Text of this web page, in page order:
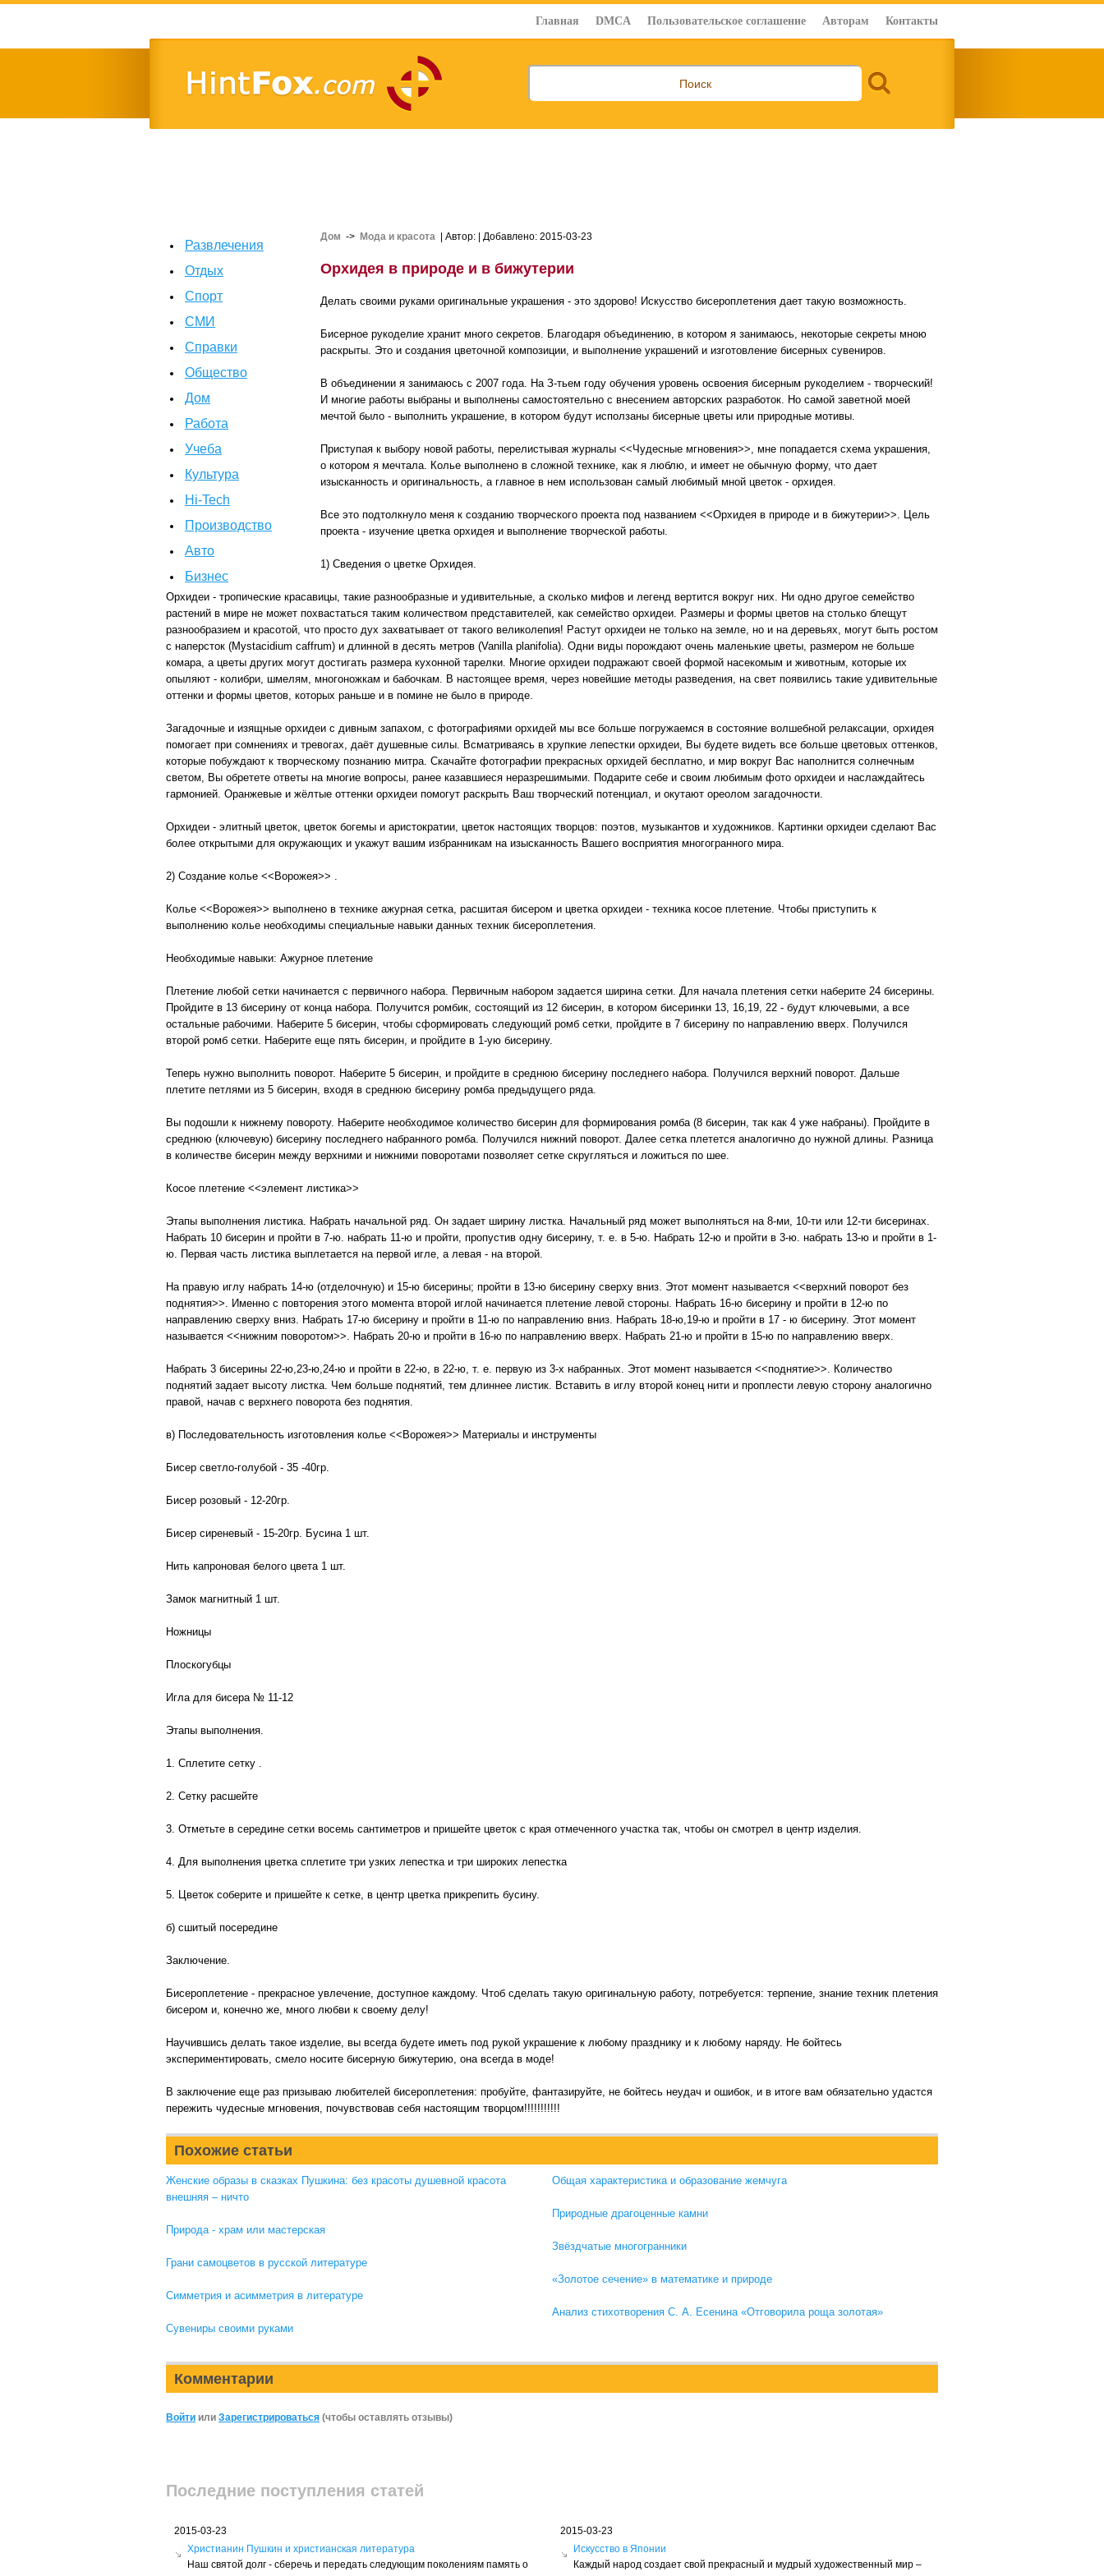
Главная DMCA Пользовательское соглашение Авторам Контакты
Развлечения
Отдых
Спорт
СМИ
Справки
Общество
Дом
Работа
Учеба
Культура
Hi-Tech
Производство
Авто
Бизнес
Дом -> Мода и красота | Автор: | Добавлено: 2015-03-23
Орхидея в природе и в бижутерии
Делать своими руками оригинальные украшения - это здорово! Искусство бисероплетения дает такую возможность.
Бисерное рукоделие хранит много секретов. Благодаря объединению, в котором я занимаюсь, некоторые секреты мною
раскрыты. Это и создания цветочной композиции, и выполнение украшений и изготовление бисерных сувениров.
В объединении я занимаюсь с 2007 года. На З-тьем году обучения уровень освоения бисерным рукоделием - творческий!
И многие работы выбраны и выполнены самостоятельно с внесением авторских разработок. Но самой заветной моей
мечтой было - выполнить украшение, в котором будут исползаны бисерные цветы или природные мотивы.
Приступая к выбору новой работы, перелистывая журналы <<Чудесные мгновения>>, мне попадается схема украшения,
о котором я мечтала. Колье выполнено в сложной технике, как я люблю, и имеет не обычную форму, что дает
изысканность и оригинальность, а главное в нем использован самый любимый мной цветок - орхидея.
Все это подтолкнуло меня к созданию творческого проекта под названием <<Орхидея в природе и в бижутерии>>. Цель
проекта - изучение цветка орхидея и выполнение творческой работы.
1) Сведения о цветке Орхидея.
Орхидеи - тропические красавицы, такие разнообразные и удивительные, а сколько мифов и легенд вертится вокруг них. Ни одно другое семейство
растений в мире не может похвастаться таким количеством представителей, как семейство орхидеи. Размеры и формы цветов на столько блещут
разнообразием и красотой, что просто дух захватывает от такого великолепия! Растут орхидеи не только на земле, но и на деревьях, могут быть ростом
с наперсток (Mystacidium caffrum) и длинной в десять метров (Vanilla planifolia). Одни виды порождают очень маленькие цветы, размером не больше
комара, а цветы других могут достигать размера кухонной тарелки. Многие орхидеи подражают своей формой насекомым и животным, которые их
опыляют - колибри, шмелям, многоножкам и бабочкам. В настоящее время, через новейшие методы разведения, на свет появились такие удивительные
оттенки и формы цветов, которых раньше и в помине не было в природе.
Загадочные и изящные орхидеи с дивным запахом, с фотографиями орхидей мы все больше погружаемся в состояние волшебной релаксации, орхидея
помогает при сомнениях и тревогах, даёт душевные силы. Всматриваясь в хрупкие лепестки орхидеи, Вы будете видеть все больше цветовых оттенков,
которые побуждают к творческому познанию митра. Скачайте фотографии прекрасных орхидей бесплатно, и мир вокруг Вас наполнится солнечным
светом, Вы обретете ответы на многие вопросы, ранее казавшиеся неразрешимыми. Подарите себе и своим любимым фото орхидеи и наслаждайтесь
гармонией. Оранжевые и жёлтые оттенки орхидеи помогут раскрыть Ваш творческий потенциал, и окутают ореолом загадочности.
Орхидеи - элитный цветок, цветок богемы и аристократии, цветок настоящих творцов: поэтов, музыкантов и художников. Картинки орхидеи сделают Вас
более открытыми для окружающих и укажут вашим избранникам на изысканность Вашего восприятия многогранного мира.
2) Создание колье <<Ворожея>> .
Колье <<Ворожея>> выполнено в технике ажурная сетка, расшитая бисером и цветка орхидеи - техника косое плетение. Чтобы приступить к
выполнению колье необходимы специальные навыки данных техник бисероплетения.
Необходимые навыки: Ажурное плетение
Плетение любой сетки начинается с первичного набора. Первичным набором задается ширина сетки. Для начала плетения сетки наберите 24 бисерины.
Пройдите в 13 бисерину от конца набора. Получится ромбик, состоящий из 12 бисерин, в котором бисеринки 13, 16,19, 22 - будут ключевыми, а все
остальные рабочими. Наберите 5 бисерин, чтобы сформировать следующий ромб сетки, пройдите в 7 бисерину по направлению вверх. Получился
второй ромб сетки. Наберите еще пять бисерин, и пройдите в 1-ую бисерину.
Теперь нужно выполнить поворот. Наберите 5 бисерин, и пройдите в среднюю бисерину последнего набора. Получился верхний поворот. Дальше
плетите петлями из 5 бисерин, входя в среднюю бисерину ромба предыдущего ряда.
Вы подошли к нижнему повороту. Наберите необходимое количество бисерин для формирования ромба (8 бисерин, так как 4 уже набраны). Пройдите в
среднюю (ключевую) бисерину последнего набранного ромба. Получился нижний поворот. Далее сетка плетется аналогично до нужной длины. Разница
в количестве бисерин между верхними и нижними поворотами позволяет сетке скругляться и ложиться по шее.
Косое плетение <<элемент листика>>
Этапы выполнения листика. Набрать начальной ряд. Он задает ширину листка. Начальный ряд может выполняться на 8-ми, 10-ти или 12-ти бисеринах.
Набрать 10 бисерин и пройти в 7-ю. набрать 11-ю и пройти, пропустив одну бисерину, т. е. в 5-ю. Набрать 12-ю и пройти в 3-ю. набрать 13-ю и пройти в 1-
ю. Первая часть листика выплетается на первой игле, а левая - на второй.
На правую иглу набрать 14-ю (отделочную) и 15-ю бисерины; пройти в 13-ю бисерину сверху вниз. Этот момент называется <<верхний поворот без
поднятия>>. Именно с повторения этого момента второй иглой начинается плетение левой стороны. Набрать 16-ю бисерину и пройти в 12-ю по
направлению сверху вниз. Набрать 17-ю бисерину и пройти в 11-ю по направлению вниз. Набрать 18-ю,19-ю и пройти в 17 - ю бисерину. Этот момент
называется <<нижним поворотом>>. Набрать 20-ю и пройти в 16-ю по направлению вверх. Набрать 21-ю и пройти в 15-ю по направлению вверх.
Набрать 3 бисерины 22-ю,23-ю,24-ю и пройти в 22-ю, в 22-ю, т. е. первую из 3-х набранных. Этот момент называется <<поднятие>>. Количество
поднятий задает высоту листка. Чем больше поднятий, тем длиннее листик. Вставить в иглу второй конец нити и проплести левую сторону аналогично
правой, начав с верхнего поворота без поднятия.
в) Последовательность изготовления колье <<Ворожея>> Материалы и инструменты
Бисер светло-голубой - 35 -40гр.
Бисер розовый - 12-20гр.
Бисер сиреневый - 15-20гр. Бусина 1 шт.
Нить капроновая белого цвета 1 шт.
Замок магнитный 1 шт.
Ножницы
Плоскогубцы
Игла для бисера № 11-12
Этапы выполнения.
1. Сплетите сетку .
2. Сетку расшейте
3. Отметьте в середине сетки восемь сантиметров и пришейте цветок с края отмеченного участка так, чтобы он смотрел в центр изделия.
4. Для выполнения цветка сплетите три узких лепестка и три широких лепестка
5. Цветок соберите и пришейте к сетке, в центр цветка прикрепить бусину.
б) сшитый посередине
Заключение.
Бисероплетение - прекрасное увлечение, доступное каждому. Чтоб сделать такую оригинальную работу, потребуется: терпение, знание техник плетения
бисером и, конечно же, много любви к своему делу!
Научившись делать такое изделие, вы всегда будете иметь под рукой украшение к любому празднику и к любому наряду. Не бойтесь
экспериментировать, смело носите бисерную бижутерию, она всегда в моде!
В заключение еще раз призываю любителей бисероплетения: пробуйте, фантазируйте, не бойтесь неудач и ошибок, и в итоге вам обязательно удастся
пережить чудесные мгновения, почувствовав себя настоящим творцом!!!!!!!!!!!
Похожие статьи
Женские образы в сказках Пушкина: без красоты душевной красота
внешняя – ничто
Природа - храм или мастерская
Грани самоцветов в русской литературе
Симметрия и асимметрия в литературе
Сувениры своими руками
Общая характеристика и образование жемчуга
Природные драгоценные камни
Звёздчатые многогранники
«Золотое сечение» в математике и природе
Анализ стихотворения С. А. Есенина «Отговорила роща золотая»
Комментарии
Войти или Зарегистрироваться (чтобы оставлять отзывы)
Последние поступления статей
2015-03-23
Христианин Пушкин и христианская литература
Наш святой долг - сберечь и передать следующим поколениям память о
2015-03-23
Искусство в Японии
Каждый народ создает свой прекрасный и мудрый художественный мир –